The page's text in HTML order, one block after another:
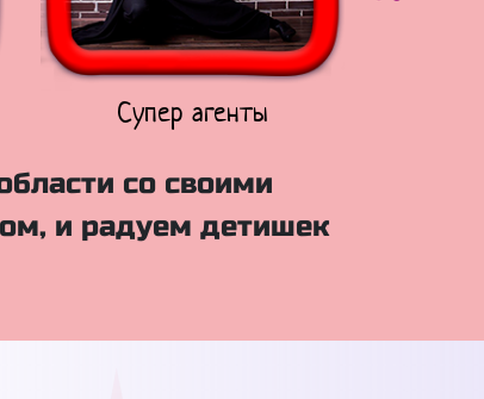
Супер агенты
со своими
и радуем детишек